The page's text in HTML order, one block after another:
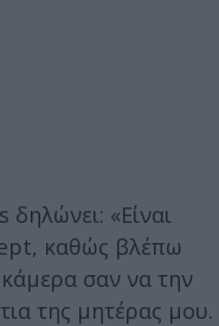
δηλώνει: «Είναι
καθώς βλέπω
σαν να την
της μητέρας μου.